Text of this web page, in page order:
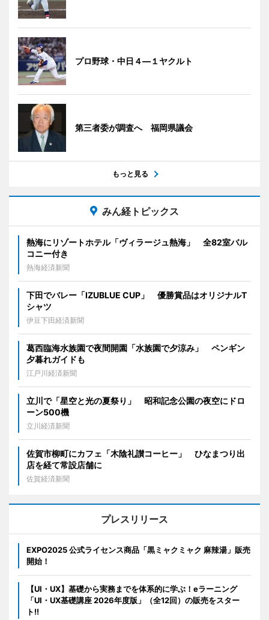
プロ野球・中日４―１ヤクルト
第三者委が調査へ 福岡県議会
もっと見る
みん経トピックス
熱海にリゾートホテル「ヴィラージュ熱海」 全82室バル
コニー付き
熱海経済新聞
下田でバレー「IZUBLUE CUP」 優勝賞品はオリジナルT
シャツ
伊豆下田経済新聞
葛西臨海水族園で夜間開園「水族園で夕涼み」 ペンギン
夕暮れガイドも
江戸川経済新聞
立川で「星空と光の夏祭り」 昭和記念公園の夜空にドロ
ーン500機
立川経済新聞
佐賀市柳町にカフェ「木陰礼讃コーヒー」 ひなまつり出
店を経て常設店舗に
佐賀経済新聞
プレスリリース
EXPO2025 公式ライセンス商品「黒ミャクミャク 麻辣湯」販売
開始！
【UI・UX】基礎から実務までを体系的に学ぶ！eラーニング
「UI・UX基礎講座 2026年度版」（全12回）の販売をスター
ト!!